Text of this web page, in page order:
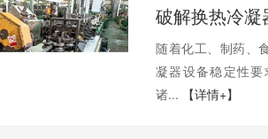
随着化工、制药、
凝器设备稳定性
诸...
【详情+】